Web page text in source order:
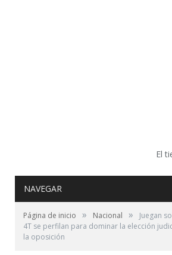
El
NAVEGAR
Página de inicio » Nacional »
Juegan
4T se perfilan para dominar la elección
la oposición